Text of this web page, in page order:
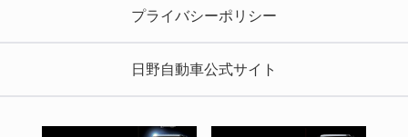
プライバシーポリシー
日野自動車公式サイト